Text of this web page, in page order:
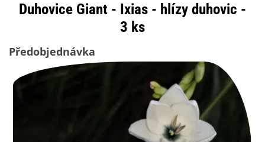
Duhovice Giant - Ixias - hlízy duhovic -
3 ks
Předobjednávka